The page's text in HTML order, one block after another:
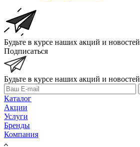
Будьте в курсе наших акций и новостей
Подписаться
Будьте в курсе наших акций и новостей
Каталог
Акции
Услуги
Бренды
Компания